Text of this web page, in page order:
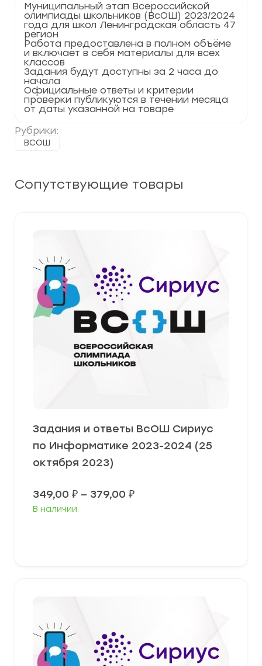
Муниципальный этап Всероссийской
олимпиады школьников (ВсОШ) 2023/2024
года для школ Ленинградская область 47
регион
Работа предоставлена в полном объёме
и включает в себя материалы для всех
классов
Задания будут доступны за 2 часа до
начала
Официальные ответы и критерии
проверки публикуются в течении месяца
от даты указанной на товаре
Рубрики:
ВСОШ
2023-
2024
г.
Ленинградская
область
47
регион
Сопутствующие товары
Задания и ответы ВсОШ Сириус
по Информатике 2023-2024 (25
октября 2023)
349,00 ₽ – 379,00 ₽Диапазон
В наличии